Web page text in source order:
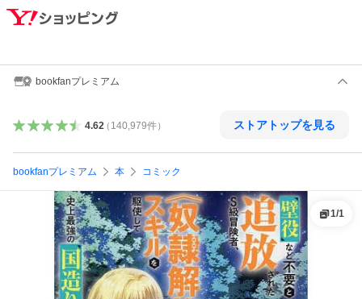
bookfanプレミアム
4.62（ 140,979件） ストアトップを見る
bookfanプレミアム 本 コミック
1/1